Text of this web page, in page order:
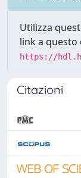
Utilizza
link a
https://
Citazioni